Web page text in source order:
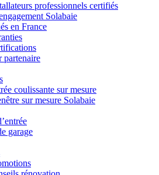
professionnels certifiés
Solabaie
en France
partenaire
coulissante sur mesure
sur mesure Solabaie
garage